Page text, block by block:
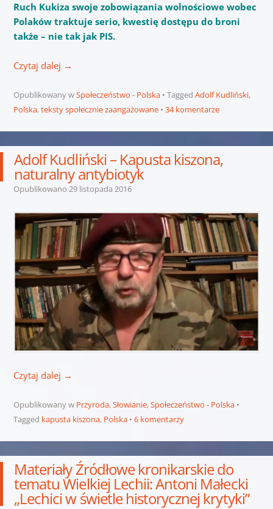
Ruch Kukiza swoje zobowiązania wolnościowe wobec
Polaków traktuje serio, kwestię dostępu do broni
także – nie tak jak PIS.
Czytaj dalej →
Opublikowany wSpołeczeństwo - Polska Tagged Adolf Kudliński,
Polska,teksty społecznie zaangażowane 34 komentarze
Adolf Kudliński – Kapusta kiszona,
naturalny antybiotyk
Opublikowano 29 listopada 2016
Czytaj dalej →
Opublikowany w Przyroda,Słowianie,Społeczeństwo - Polska
Tagged kapusta kiszona, Polska 6 komentarzy
Materiały Źródłowe kronikarskie do
tematu Wielkiej Lechii: Antoni Małecki
„Lechici w świetle historycznej krytyki”